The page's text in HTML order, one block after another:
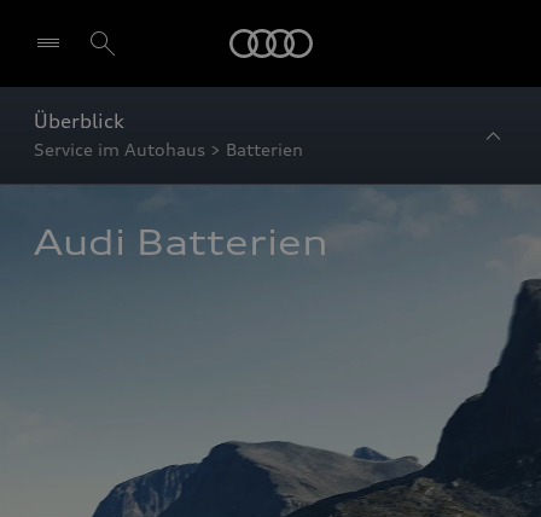
Überblick
Service im Autohaus > Batterien
Audi Batterien